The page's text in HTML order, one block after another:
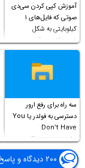
آموزش کپی کردن سی‌دی
صوتی که فایل‌های ۱
کیلوبایتی به شکل
شورت‌کات در آن موجود
است!
سه راه برای رفع ارور
دسترسی به فولدر یا You
Don’t Have
Permission to
Access this folder
۲۰۰ دیدگاه و پاسخ آخر